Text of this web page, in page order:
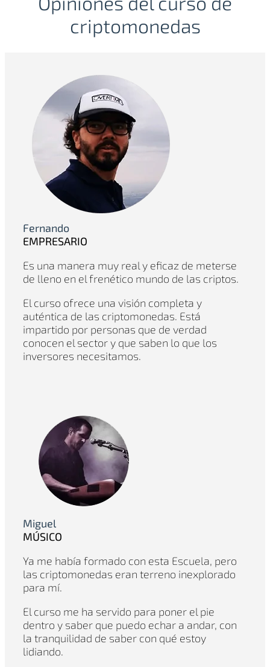
criptomonedas
Fernando
EMPRESARIO
Es una manera muy real y eficaz de meterse
de lleno en el frenético mundo de las criptos.
El curso ofrece una visión completa y
auténtica de las criptomonedas. Está
impartido por personas que de verdad
conocen el sector y que saben lo que los
inversores necesitamos.
Miguel
MÚSICO
Ya me había formado con esta Escuela, pero
las criptomonedas eran terreno inexplorado
para mí.
El curso me ha servido para poner el pie
dentro y saber que puedo echar a andar, con
la tranquilidad de saber con qué estoy
lidiando.